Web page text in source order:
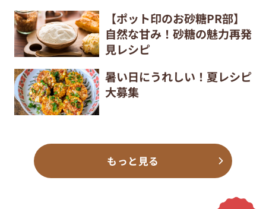
【ポット印のお砂糖PR部】
自然な甘み！砂糖の魅力再発
見レシピ
暑い日にうれしい！夏レシピ
大募集
もっと見る